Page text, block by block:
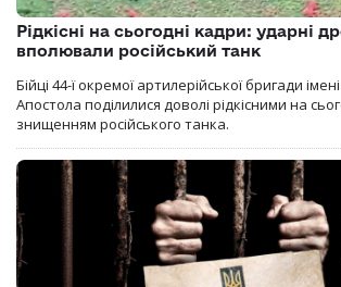
Рідкісні на сьогодні кадри: ударні
вполювали російський танк
Бійці 44-ї окремої артилерійської бригади
Апостола поділилися доволі рідкісними на
знищенням російського танка.